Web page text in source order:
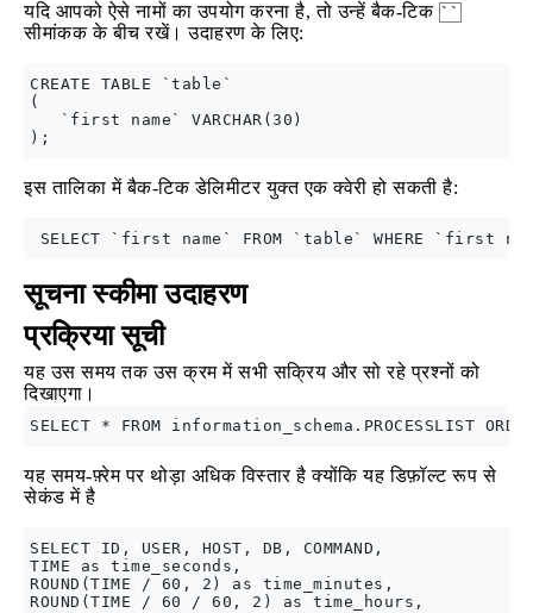
यदि आपको ऐसे नामों का उपयोग करना है, तो उन्हें बैक-टिक ``
सीमांकक के बीच रखें। उदाहरण के लिए:
CREATE TABLE `table`
(
   `first name` VARCHAR(30)
इस तालिका में बैक-टिक डेलिमीटर युक्त एक क्वेरी हो सकती है:
सूचना स्कीमा उदाहरण
प्रक्रिया सूची
यह उस समय तक उस क्रम में सभी सक्रिय और सो रहे प्रश्नों को
दिखाएगा।
यह समय-फ़्रेम पर थोड़ा अधिक विस्तार है क्योंकि यह डिफ़ॉल्ट रूप से
सेकंड में है
SELECT ID, USER, HOST, DB, COMMAND,
TIME as time_seconds,
ROUND(TIME / 60, 2) as time_minutes,
ROUND(TIME / 60 / 60, 2) as time_hours,